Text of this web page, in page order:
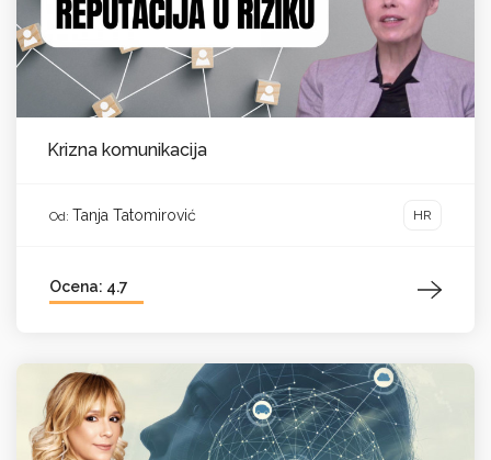
Krizna komunikacija
Od: Tanja Tatomirović HR
Ocena: 4.7